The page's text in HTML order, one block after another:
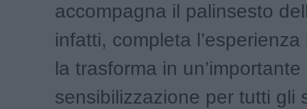
accompagna il palinsesto
infatti, completa
la trasforma in
sensibilizzazione per tutti gli